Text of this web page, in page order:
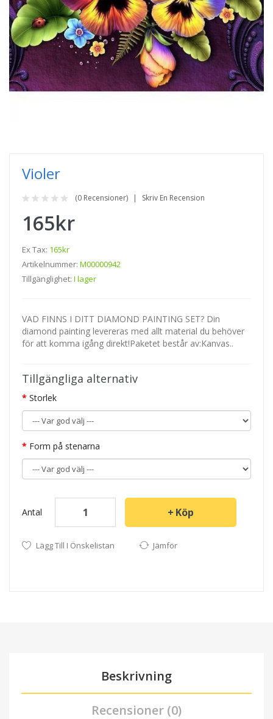
Violer
(0 Recensioner) Skriv En Recension
165kr
Ex Tax: 165kr
Artikelnummer: M00000942
Tillgänglighet: I lager
VAD FINNS I DITT DIAMOND PAINTING SET? Din
diamond painting levereras med allt material du behöver
för att komma igång direkt!Paketet består av:Kanvas..
Tillgängliga alternativ
Storlek
Form på stenarna
Antal Köp
Lägg Till I Önskelistan Jämför
Beskrivning
Recensioner (0)